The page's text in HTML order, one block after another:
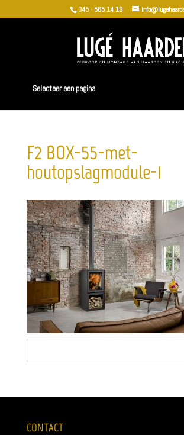
045 - 565 14 19
Selecteer een pagina
F2_BOX-55-met-
houtopslagmodule-1
CONTACT